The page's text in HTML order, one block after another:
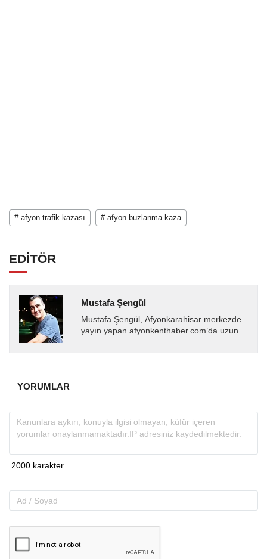
# afyon trafik kazası # afyon buzlanma kaza
EDİTÖR
Mustafa Şengül
Mustafa Şengül, Afyonkarahisar merkezde
yayın yapan afyonkenthaber.com’da uzun
almakta, haber akışı...
YORUMLAR